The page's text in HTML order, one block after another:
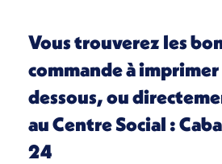
Vous trouverez les
commande à
dessous, ou
au Centre Social :
24